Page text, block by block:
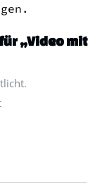
„Video mit